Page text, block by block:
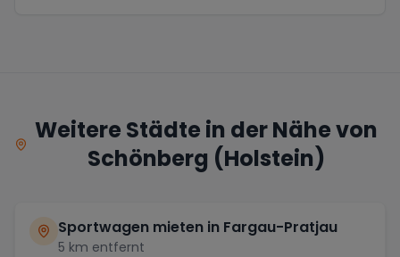
Weitere Städte in der Nähe von
Schönberg (Holstein)
Sportwagen mieten in Fargau-Pratjau
5 km entfernt